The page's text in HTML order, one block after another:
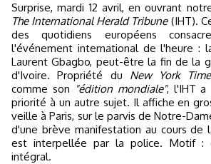
Surprise, mardi 12 avril, en ouvrant
The International Herald Tribune (IHT).
des quotidiens européens
l'événement international de l'heure :
Laurent Gbagbo, peut-être la fin de la
d'Ivoire. Propriété du New York
comme son "édition mondiale", l'IHT a
priorité à un autre sujet. Il affiche en
veille à Paris, sur le parvis de Notre-
d'une brève manifestation au cours de
est interpellée par la police. Motif
intégral.